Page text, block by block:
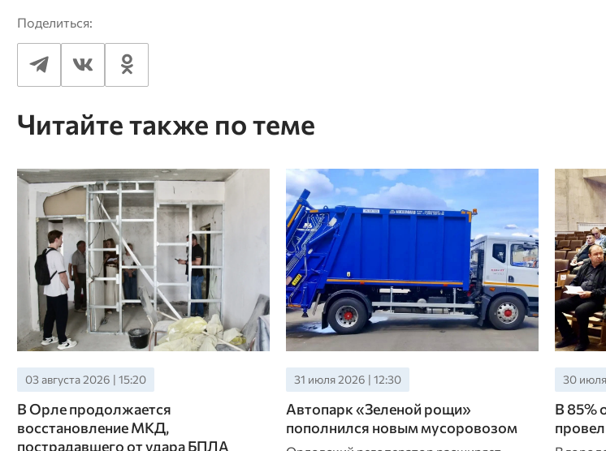
Поделиться:
Читайте также по теме
03 августа 2026 | 15:20
В Орле продолжается
восстановление МКД,
пострадавшего от удара БПЛА
31 июля 2026 | 12:30
Автопарк «Зеленой рощи»
пополнился новым мусоровозом
30
В 85%